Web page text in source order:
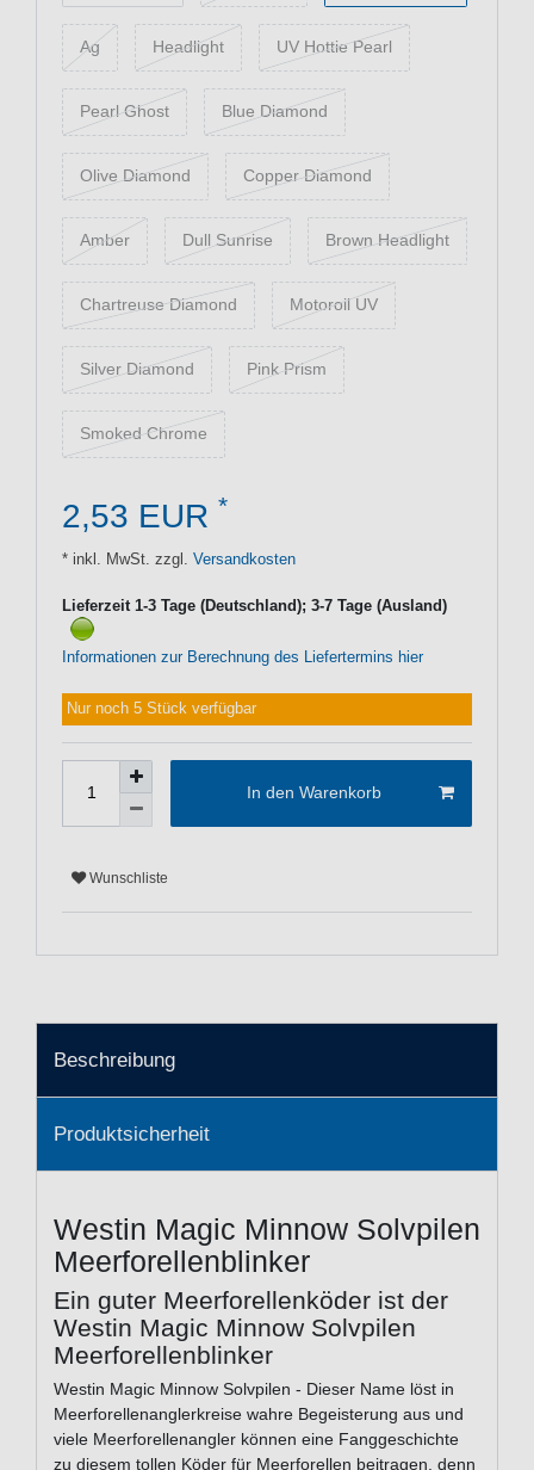
Ag Headlight UV Hottie Pearl
Pearl Ghost Blue Diamond
Olive Diamond Copper Diamond
Amber Dull Sunrise Brown Headlight
Chartreuse Diamond Motoroil UV
Silver Diamond Pink Prism
Smoked Chrome
2,53 EUR *
* inkl. MwSt. zzgl. Versandkosten
Lieferzeit 1-3 Tage (Deutschland); 3-7 Tage (Ausland)
Informationen zur Berechnung des Liefertermins hier
Nur noch 5 Stück verfügbar
In den Warenkorb
Wunschliste
Beschreibung
Produktsicherheit
Westin Magic Minnow Solvpilen
Meerforellenblinker
Ein guter Meerforellenköder ist der
Westin Magic Minnow Solvpilen
Meerforellenblinker
Westin Magic Minnow Solvpilen - Dieser Name löst in
Meerforellenanglerkreise wahre Begeisterung aus und
viele Meerforellenangler können eine Fanggeschichte
zu diesem tollen Köder für Meerforellen beitragen, denn